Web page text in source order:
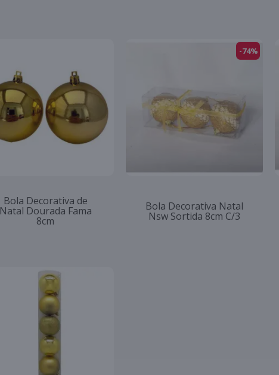
Bola Decorativa de
Natal Dourada Fama
8cm
-74%
Bola Decorativa Natal
Nsw Sortida 8cm C/3